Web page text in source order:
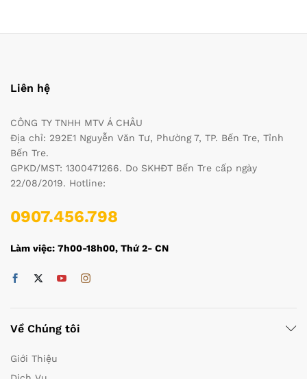
Liên hệ
CÔNG TY TNHH MTV Á CHÂU
Địa chỉ: 292E1 Nguyễn Văn Tư, Phường 7, TP. Bến Tre, Tỉnh
Bến Tre.
GPKD/MST: 1300471266. Do SKHĐT Bến Tre cấp ngày
22/08/2019. Hotline:
0907.456.798
Làm việc: 7h00-18h00, Thứ 2- CN
Về Chúng tôi
Giới Thiệu